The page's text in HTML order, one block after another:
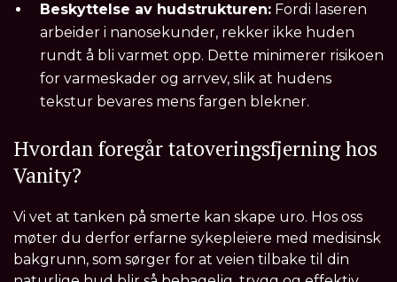
Beskyttelse av hudstrukturen: Fordi laseren
arbeider i nanosekunder, rekker ikke huden
rundt å bli varmet opp. Dette minimerer risikoen
for varmeskader og arrvev, slik at hudens
tekstur bevares mens fargen blekner.
Hvordan foregår tatoveringsfjerning hos
Vanity?
Vi vet at tanken på smerte kan skape uro. Hos oss
møter du derfor erfarne sykepleiere med medisinsk
bakgrunn, som sørger for at veien tilbake til din